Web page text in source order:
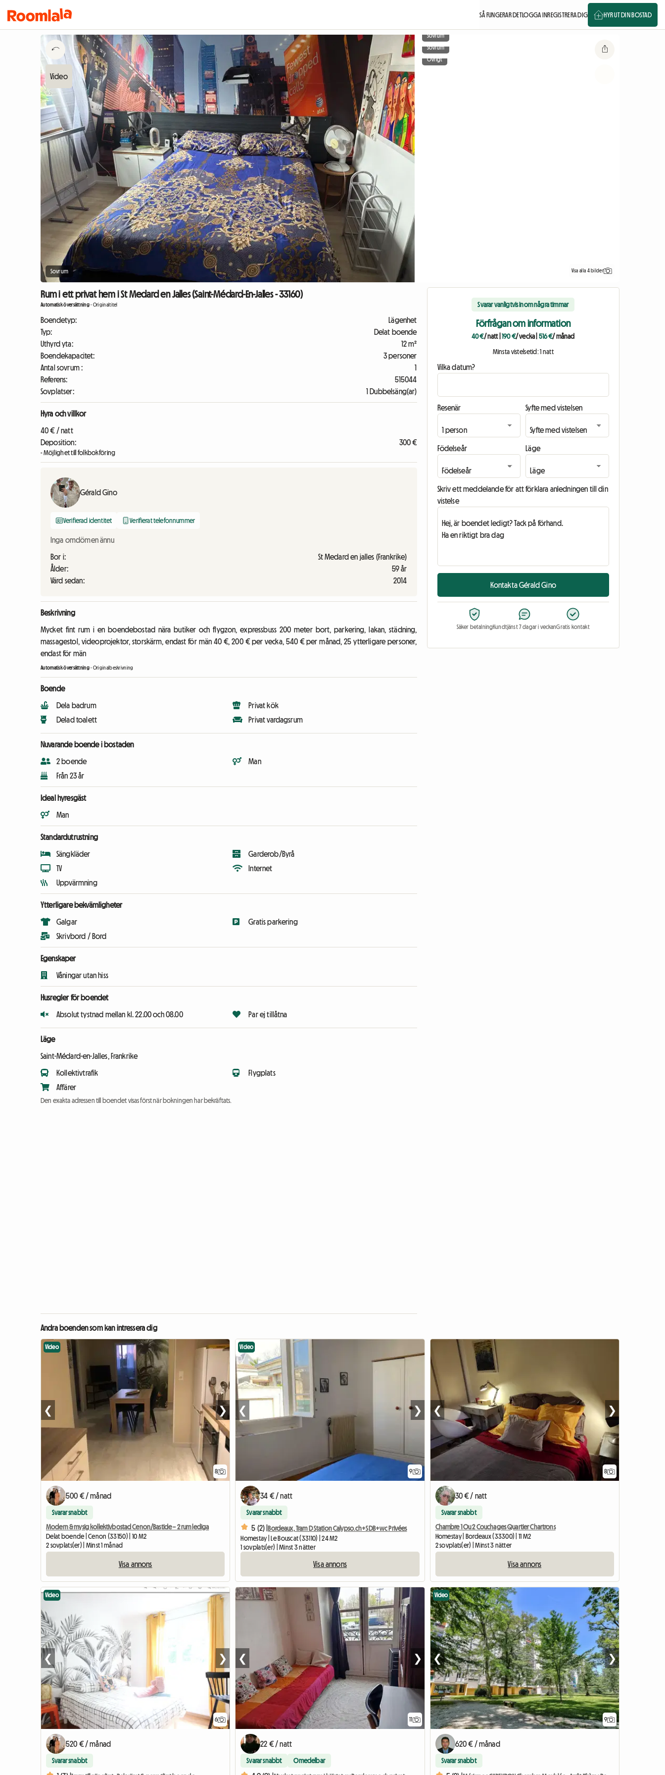
SÅ FUNGERAR DETLOGGA INREGISTRERA DIG HYR UT DIN BOSTAD
Sovrum
Sovrum
Sovrum
Övrigt
Visa alla 4 bilder
Rum i ett privat hem i St Medard en Jalles (Saint-Médard-En-Jalles - 33160)
Automatisk översättning-Originaltitel
Boendetyp:
Lägenhet
Typ:
Delat boende
Uthyrd yta:
12 m²
Boendekapacitet:
3 personer
Antal sovrum :
1
Referens:
515044
Sovplatser:
1 Dubbelsäng(ar)
Hyra och villkor
40 € / natt
Deposition:
300 €
- Möjlighet till folkbokföring
Gérald Gino
Verifierad identitet Verifierat telefonnummer
Inga omdömen ännu
Bor i:
St Medard en jalles (Frankrike)
Ålder:
59 år
Värd sedan:
2014
Beskrivning
Mycket fint rum i en boendebostad nära butiker och flygzon, expressbuss 200 meter bort, parkering, lakan, städning,
massagestol, videoprojektor, storskärm, endast för män 40 €, 200 € per vecka, 540 € per månad, 25 ytterligare personer,
endast för män
Automatisk översättning-Originalbeskrivning
Boende
Dela badrum
Delad toalett
Privat kök
Privat vardagsrum
Nuvarande boende i bostaden
2 boende
Från 23 år
Man
Ideal hyresgäst
Man
Standardutrustning
Sängkläder
TV
Uppvärmning
Garderob/Byrå
Internet
Ytterligare bekvämligheter
Galgar
Skrivbord / Bord
Gratis parkering
Egenskaper
Våningar utan hiss
Husregler för boendet
Absolut tystnad mellan kl. 22.00 och 08.00 Par ej tillåtna
Läge
Saint-Médard-en-Jalles, Frankrike
Kollektivtrafik
Affärer
Flygplats
Den exakta adressen till boendet visas först när bokningen har bekräftats.
Svarar vanligtvis inom några timmar
Förfrågan om information
40 €/ natt|190 €/ vecka 516 €/ månad
Minsta vistelsetid: 1 natt
Vilka datum?
Resenär Syfte med vistelsen
Födelseår Läge
Skriv ett meddelande för att förklara anledningen till din
vistelse
Kontakta Gérald Gino
Säker betalningKundtjänst 7 dagar i veckanGratis kontakt
Andra boenden som kan intressera dig
8
Video
❮ ❯
500 € / månad
Svarar snabbt
Modern & mysig kollektivbostad Cenon/Bastide – 2 rum lediga
Delat boende | Cenon (33150) | 10 M2
2 sovplats(er) | Minst 1 månad
Visa annons
9
Video
❮ ❯
34 € / natt
Svarar snabbt
5 (2) |Bordeaux, Tram D Station Calypso.ch+SDB+wc Privées
Homestay | Le Bouscat (33110) | 24 M2
1 sovplats(er) | Minst 3 nätter
Visa annons
8
❮ ❯
30 € / natt
Svarar snabbt
Chambre 1 Ou 2 Couchages Quartier Chartrons
Homestay | Bordeaux (33300) | 11 M2
2 sovplats(er) | Minst 3 nätter
Visa annons
6
Video
❮ ❯
520 € / månad
Svarar snabbt
11
❮ ❯
22 € / natt
Svarar snabbt Omedelbar
9
Video
❮ ❯
620 € / månad
Svarar snabbt